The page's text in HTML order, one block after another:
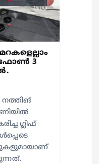
ഫോൺ 3
നത്തിങ്
ഗ്ലിഫ്